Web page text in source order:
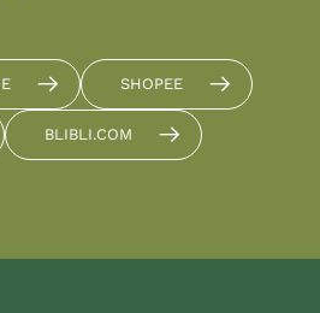
SHOPEE
BLIBLI.COM